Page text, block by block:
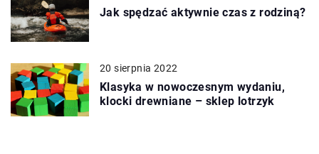
Jak spędzać aktywnie czas z rodziną?
20 sierpnia 2022
Klasyka w nowoczesnym wydaniu,
klocki drewniane – sklep lotrzyk